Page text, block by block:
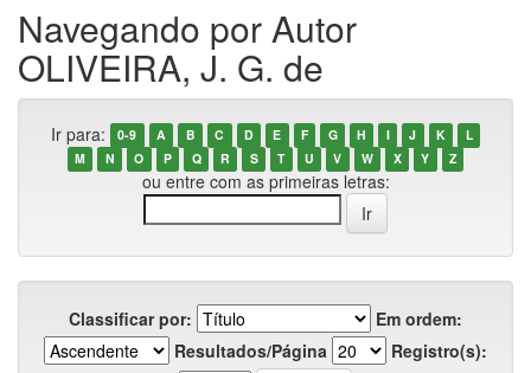
Navegando por Autor
OLIVEIRA, J. G. de
Ir para: 0-9 A B C D E F G H I J K
L
M
N O P Q R S T U V W X Y Z
ou entre com as primeiras letras:
Classificar por:
Em ordem:
Resultados/Página
Registro(s):